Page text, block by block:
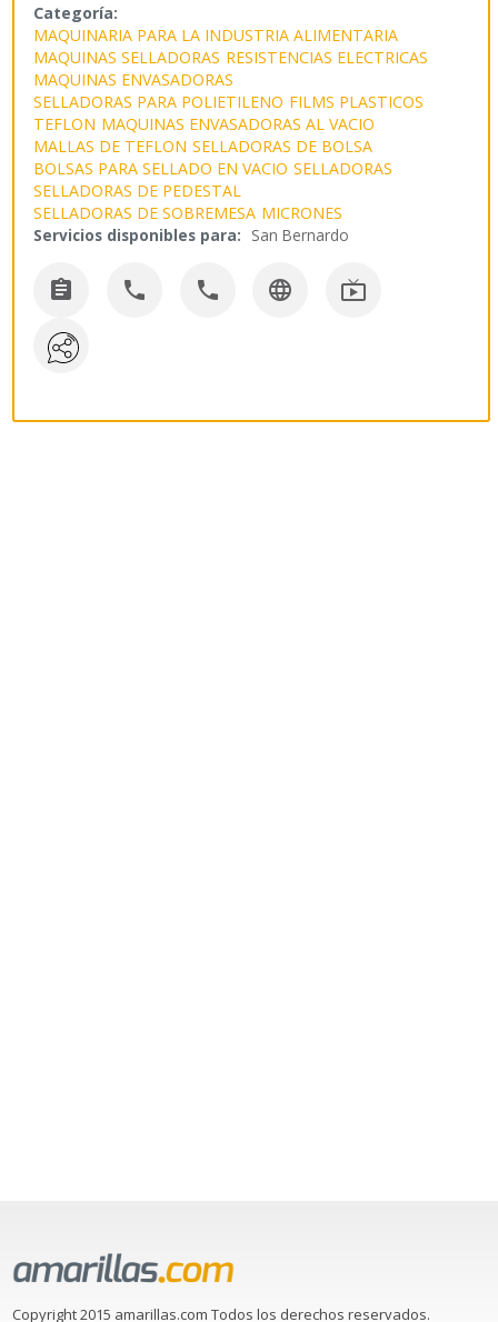
Categoría:
MAQUINARIA PARA LA INDUSTRIA ALIMENTARIA
MAQUINAS SELLADORAS RESISTENCIAS ELECTRICAS
MAQUINAS ENVASADORAS
SELLADORAS PARA POLIETILENO FILMS PLASTICOS
TEFLON MAQUINAS ENVASADORAS AL VACIO
MALLAS DE TEFLON SELLADORAS DE BOLSA
BOLSAS PARA SELLADO EN VACIO SELLADORAS
SELLADORAS DE PEDESTAL
SELLADORAS DE SOBREMESA MICRONES
Servicios disponibles para: San Bernardo
    
Copyright 2015 amarillas.com Todos los derechos reservados.